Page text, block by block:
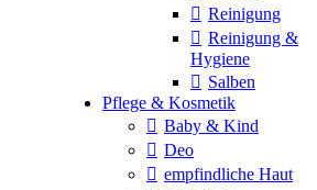
Reinigung
Reinigung &
Hygiene
Salben
Pflege & Kosmetik
Baby & Kind
Deo
empfindliche Haut